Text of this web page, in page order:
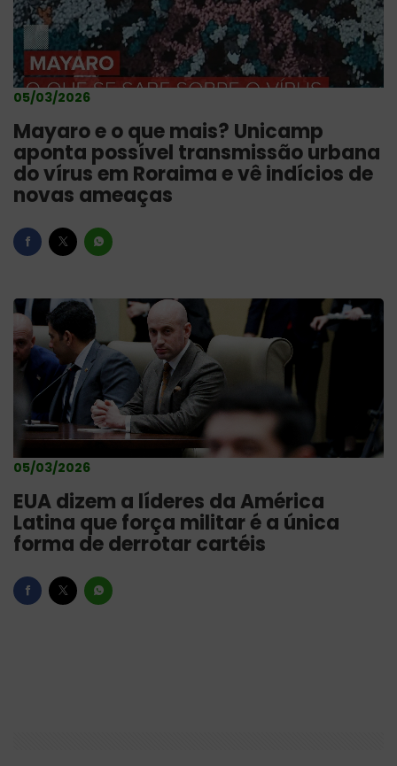
05/03/2026
Mayaro e o que mais? Unicamp
aponta possível transmissão urbana
do vírus em Roraima e vê indícios de
novas ameaças
05/03/2026
EUA dizem a líderes da América
Latina que força militar é a única
forma de derrotar cartéis